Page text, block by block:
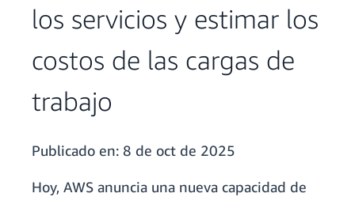
los servicios y estimar los
costos de las cargas de
trabajo
Publicado en: 8 de oct de 2025
Hoy, AWS anuncia una nueva capacidad de